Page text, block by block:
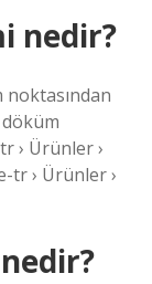
nedir?
› Ürünler ›
tr › Ürünler ›